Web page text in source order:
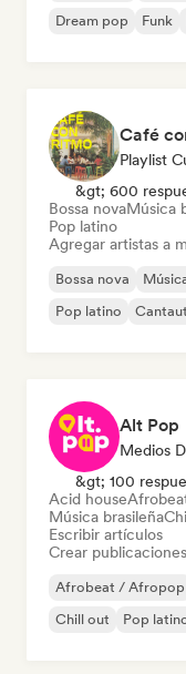
Dream pop
Funk
Café
Playlist
&gt; 600
Bossa novaMúsica
Pop latino
Agregar artistas a
Bossa nova
Pop latino
Alt Pop
Medios
&gt; 100
Acid house
Música brasileña
Escribir artículos
Crear
Afrobeat / Afropop
Chill out
Pop